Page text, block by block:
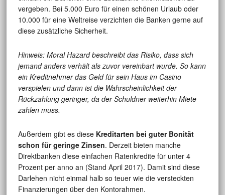
vergeben. Bei 5.000 Euro für einen schönen Urlaub oder
10.000 für eine Weltreise verzichten die Banken gerne auf
diese zusätzliche Sicherheit.
Hinweis: Moral Hazard beschreibt das Risiko, dass sich
jemand anders verhält als zuvor vereinbart wurde. So kann
ein Kreditnehmer das Geld für sein Haus im Casino
verspielen und dann ist die Wahrscheinlichkeit der
Rückzahlung geringer, da der Schuldner weiterhin Miete
zahlen muss.
Außerdem gibt es diese Kreditarten bei guter Bonität
schon für geringe Zinsen. Derzeit bieten manche
Direktbanken diese einfachen Ratenkredite für unter 4
Prozent per anno an (Stand April 2017). Damit sind diese
Darlehen nicht einmal halb so teuer wie die versteckten
Finanzierungen über den Kontorahmen.